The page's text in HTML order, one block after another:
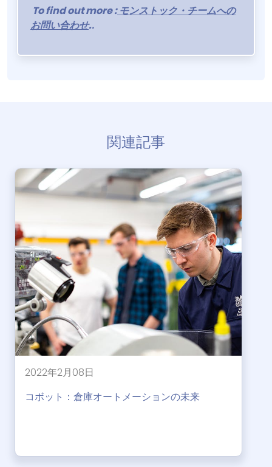
To find out more :モンストック・チームへの
お問い合わせ..
関連記事
2022年2月08日
コボット：倉庫オートメーションの未来